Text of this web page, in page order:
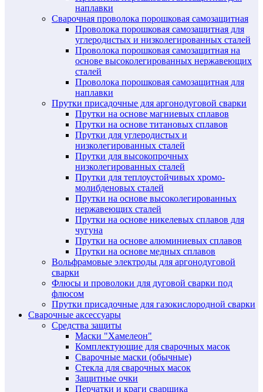
наплавки
Сварочная проволока порошковая самозащитная
Проволока порошковая самозащитная для
углеродистых и низколегированных сталей
Проволока порошковая самозащитная на
основе высоколегированных нержавеющих
сталей
Проволока порошковая самозащитная для
наплавки
Прутки присадочные для аргонодуговой сварки
Прутки на основе магниевых сплавов
Прутки на основе титановых сплавов
Прутки для углеродистых и
низколегированных сталей
Прутки для высокопрочных
низколегированных сталей
Прутки для теплоустойчивых хромо-
молибденовых сталей
Прутки на основе высоколегированных
нержавеющих сталей
Прутки на основе никелевых сплавов для
чугуна
Прутки на основе алюминиевых сплавов
Прутки на основе медных сплавов
Вольфрамовые электроды для аргонодуговой
сварки
Флюсы и проволоки для дуговой сварки под
флюсом
Прутки присадочные для газокислородной сварки
Сварочные аксессуары
Средства защиты
Маски "Хамелеон"
Комплектующие для сварочных масок
Сварочные маски (обычные)
Стекла для сварочных масок
Защитные очки
Перчатки и краги сварщика